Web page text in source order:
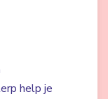
help je